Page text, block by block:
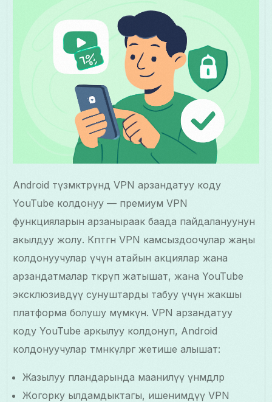
Android түзмөктөрүндө VPN арзандатуу коду
YouTube колдонуу — премиум VPN
функцияларын арзаныраак баада пайдалануунун
акылдуу жолу. Көптөгөн VPN камсыздоочулар жаңы
колдонуучулар үчүн атайын акциялар жана
арзандатмалар өткөрүп жатышат, жана YouTube
эксклюзивдүү сунуштарды табуу үчүн жакшы
платформа болушу мүмкүн. VPN арзандатуу
коду YouTube аркылуу колдонуп, Android
колдонуучулар төмөнкүлөргө жетише алышат:
Жазылуу пландарында маанилүү үнөмдөөлөр
Жогорку ылдамдыктагы, ишенимдүү VPN